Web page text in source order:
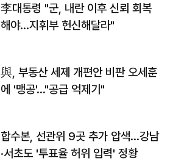
李대통령 "군, 내란 이후 신뢰 회복
해야…지휘부 헌신해달라"
與, 부동산 세제 개편안 비판 오세훈
에 '맹공'…"공급 억제기"
합수본, 선관위 9곳 추가 압색…강남
·서초도 '투표율 허위 입력' 정황